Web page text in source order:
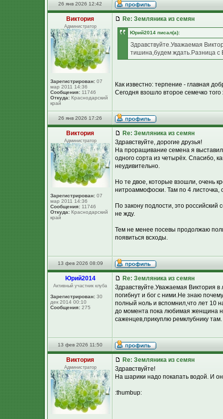
26 янв 2026 12:42
Виктория
Администратор
Зарегистрирован: 07
мар 2011 14:36
Сообщения: 11746
Откуда: Краснодарский
край
Re: Земляника из семян
Юpий2014 писал(а):
Здравствуйте.Уважаемая
тишина,будем ждать.Разница
Как известно: терпение - главная
Сегодня взошло второе семечко
26 янв 2026 17:26
Виктория
Администратор
Зарегистрирован: 07
мар 2011 14:36
Сообщения: 11746
Откуда: Краснодарский
край
Re: Земляника из семян
Здравствуйте, дорогие друзья!
На проращивание семена я
одного сорта из четырёх. Спасибо,
неудивительно.
Но те двое, которые взошли, очень
нитроаммофоски. Там по 4 листочка,
По закону подлости, это российский
не жду.
Тем не менее посевы продолжаю
появиться всходы.
13 фев 2026 08:09
Юpий2014
Активный участник клуба
Зарегистрирован: 30
дек 2014 00:10
Сообщения: 275
Re: Земляника из семян
Здравствуйте.Уважаемая Виктория
погибнут и бог с ними.Не знаю
полный ноль и вспомнил,что лет 10
до момента пока любимая женщина
саженцев,прикуплю ремклубнику там.
13 фев 2026 11:50
Виктория
Администратор
Re: Земляника из семян
Здравствуйте!
На шарики надо покапать водой. И
:thumbup: